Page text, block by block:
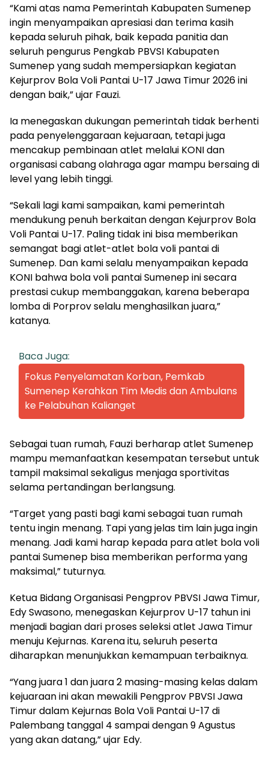
“Kami atas nama Pemerintah Kabupaten Sumenep
ingin menyampaikan apresiasi dan terima kasih
kepada seluruh pihak, baik kepada panitia dan
seluruh pengurus Pengkab PBVSI Kabupaten
Sumenep yang sudah mempersiapkan kegiatan
Kejurprov Bola Voli Pantai U-17 Jawa Timur 2026 ini
dengan baik,” ujar Fauzi.
Ia menegaskan dukungan pemerintah tidak berhenti
pada penyelenggaraan kejuaraan, tetapi juga
mencakup pembinaan atlet melalui KONI dan
organisasi cabang olahraga agar mampu bersaing di
level yang lebih tinggi.
“Sekali lagi kami sampaikan, kami pemerintah
mendukung penuh berkaitan dengan Kejurprov Bola
Voli Pantai U-17. Paling tidak ini bisa memberikan
semangat bagi atlet-atlet bola voli pantai di
Sumenep. Dan kami selalu menyampaikan kepada
KONI bahwa bola voli pantai Sumenep ini secara
prestasi cukup membanggakan, karena beberapa
lomba di Porprov selalu menghasilkan juara,”
katanya.
Baca Juga:
Fokus Penyelamatan Korban, Pemkab
Sumenep Kerahkan Tim Medis dan Ambulans
ke Pelabuhan Kalianget
Sebagai tuan rumah, Fauzi berharap atlet Sumenep
mampu memanfaatkan kesempatan tersebut untuk
tampil maksimal sekaligus menjaga sportivitas
selama pertandingan berlangsung.
“Target yang pasti bagi kami sebagai tuan rumah
tentu ingin menang. Tapi yang jelas tim lain juga ingin
menang. Jadi kami harap kepada para atlet bola voli
pantai Sumenep bisa memberikan performa yang
maksimal,” tuturnya.
Ketua Bidang Organisasi Pengprov PBVSI Jawa Timur,
Edy Swasono, menegaskan Kejurprov U-17 tahun ini
menjadi bagian dari proses seleksi atlet Jawa Timur
menuju Kejurnas. Karena itu, seluruh peserta
diharapkan menunjukkan kemampuan terbaiknya.
“Yang juara 1 dan juara 2 masing-masing kelas dalam
kejuaraan ini akan mewakili Pengprov PBVSI Jawa
Timur dalam Kejurnas Bola Voli Pantai U-17 di
Palembang tanggal 4 sampai dengan 9 Agustus
yang akan datang,” ujar Edy.